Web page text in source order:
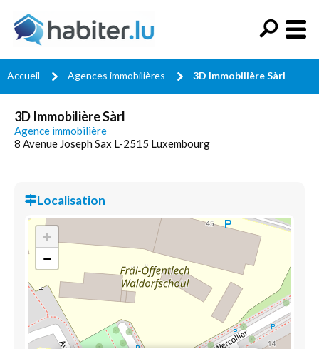
Accueil Agences immobilières 3D Immobilière Sàrl
3D Immobilière Sàrl
Agence immobilière
8 Avenue Joseph Sax L-2515 Luxembourg
Localisation
+
−